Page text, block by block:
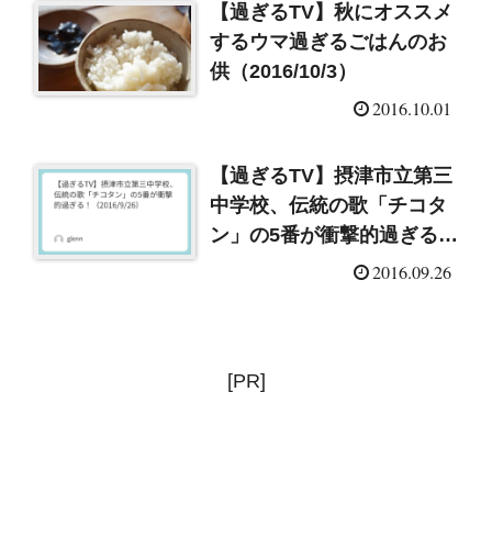
【過ぎるTV】秋にオススメ
するウマ過ぎるごはんのお
供（2016/10/3）
2016.10.01
【過ぎるTV】摂津市立第三
中学校、伝統の歌「チコタ
ン」の5番が衝撃的過ぎる！
2016.09.26
[PR]